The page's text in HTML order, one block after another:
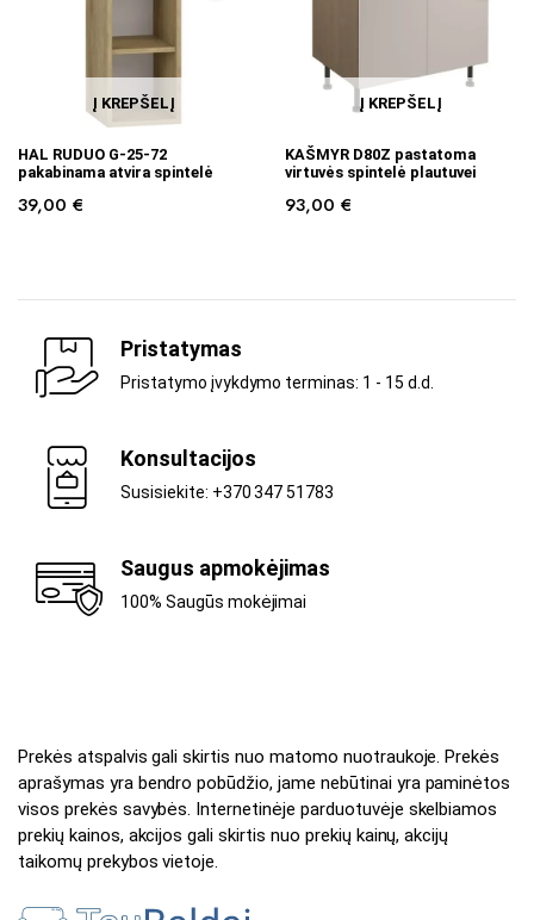
Į KREPŠELĮ
HAL RUDUO G-25-72
pakabinama atvira spintelė
39,00 €
Į KREPŠELĮ
KAŠMYR D80Z pastatoma
virtuvės spintelė plautuvei
93,00 €
Pristatymas
Pristatymo įvykdymo terminas: 1 - 15 d.d.
Konsultacijos
Susisiekite: +370 347 51783
Saugus apmokėjimas
100% Saugūs mokėjimai
Prekės atspalvis gali skirtis nuo matomo nuotraukoje. Prekės
aprašymas yra bendro pobūdžio, jame nebūtinai yra paminėtos
visos prekės savybės. Internetinėje parduotuvėje skelbiamos
prekių kainos, akcijos gali skirtis nuo prekių kainų, akcijų
taikomų prekybos vietoje.